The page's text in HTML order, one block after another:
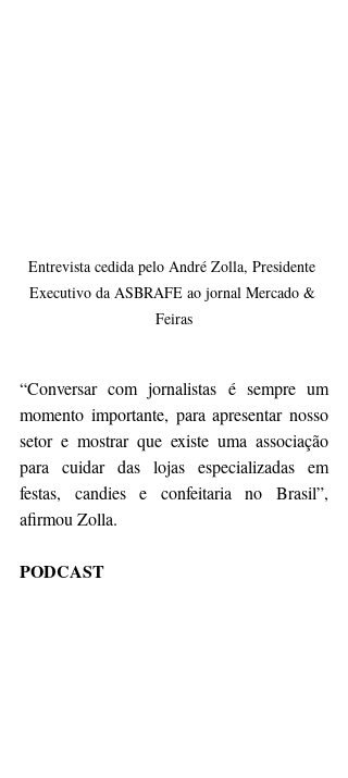
Entrevista cedida pelo André Zolla, Presidente
Executivo da ASBRAFE ao jornal Mercado &
Feiras
“Conversar com jornalistas é sempre um
momento importante, para apresentar nosso
setor e mostrar que existe uma associação
para cuidar das lojas especializadas em
festas, candies e confeitaria no Brasil”,
afirmou Zolla.
PODCAST